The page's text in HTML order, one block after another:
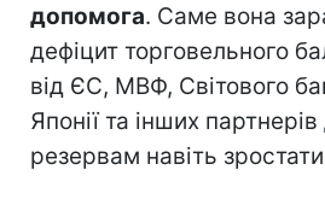
допомога. Саме вона
дефіцит торговельного
від ЄС, МВФ, Світового
Японії та інших
резервам навіть